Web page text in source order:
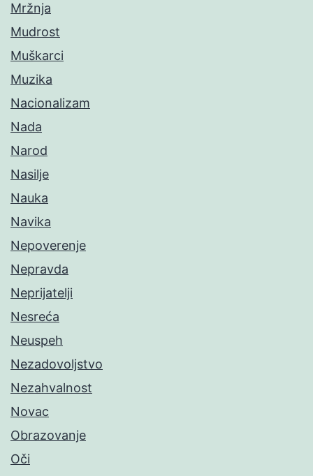
Mržnja
Mudrost
Muškarci
Muzika
Nacionalizam
Nada
Narod
Nasilje
Nauka
Navika
Nepoverenje
Nepravda
Neprijatelji
Nesreća
Neuspeh
Nezadovoljstvo
Nezahvalnost
Novac
Obrazovanje
Oči